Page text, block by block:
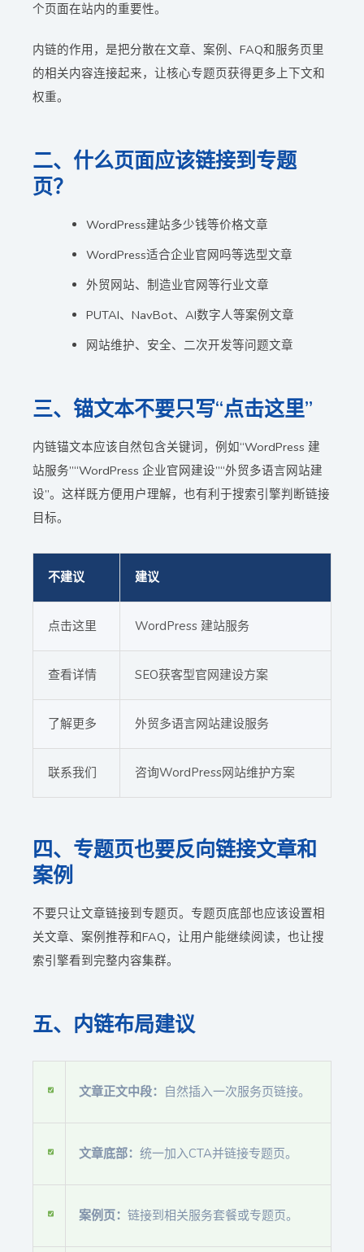
个页面在站内的重要性。
内链的作用，是把分散在文章、案例、FAQ和服务页里
的相关内容连接起来，让核心专题页获得更多上下文和
权重。
二、什么页面应该链接到专题
页？
WordPress建站多少钱等价格文章
WordPress适合企业官网吗等选型文章
外贸网站、制造业官网等行业文章
PUTAI、NavBot、AI数字人等案例文章
网站维护、安全、二次开发等问题文章
三、锚文本不要只写“点击这里”
内链锚文本应该自然包含关键词，例如“WordPress 建
站服务”“WordPress 企业官网建设”“外贸多语言网站建
设”。这样既方便用户理解，也有利于搜索引擎判断链接
目标。
不建议 建议
点击这里 WordPress 建站服务
查看详情 SEO获客型官网建设方案
了解更多 外贸多语言网站建设服务
联系我们 咨询WordPress网站维护方案
四、专题页也要反向链接文章和
案例
不要只让文章链接到专题页。专题页底部也应该设置相
关文章、案例推荐和FAQ，让用户能继续阅读，也让搜
索引擎看到完整内容集群。
五、内链布局建议
文章正文中段： 自然插入一次服务页链接。
文章底部： 统一加入CTA并链接专题页。
案例页： 链接到相关服务套餐或专题页。